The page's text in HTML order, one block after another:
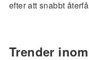
efter att snabbt
Trender